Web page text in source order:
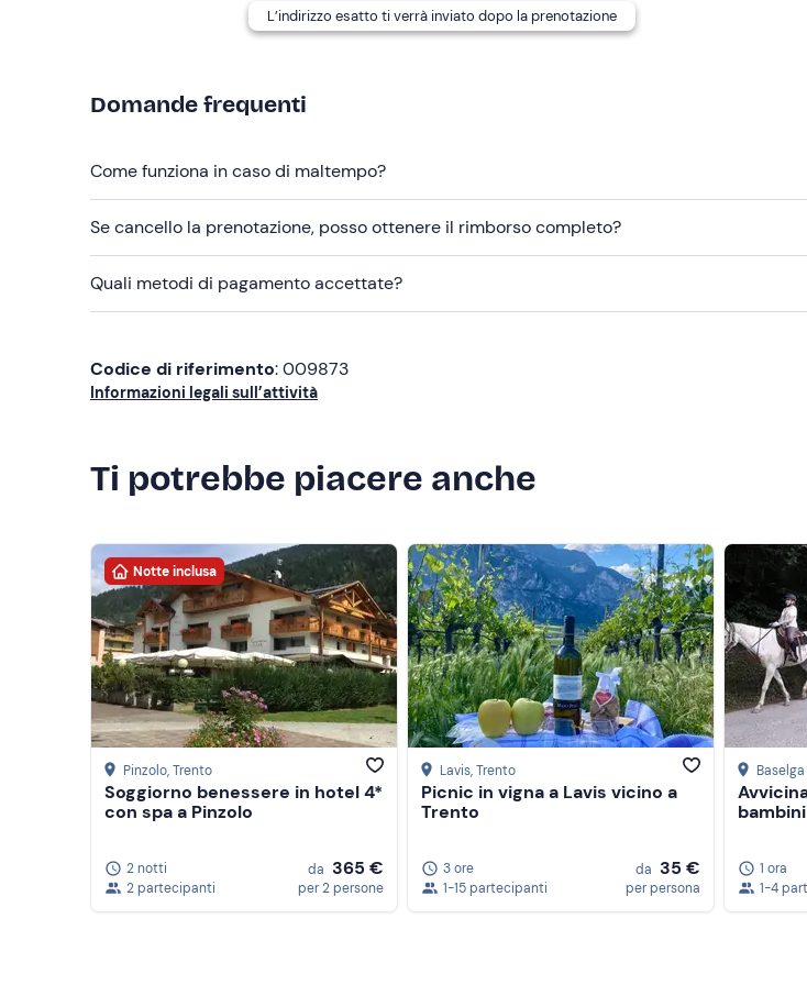
Scarpe da trekking o da ginnastica
Tappetino da yoga o asciugamano
Borraccia con acqua
Snack
L’indirizzo esatto ti verrà inviato dopo la prenotazione
Domande frequenti
Come funziona in caso di maltempo?
Se cancello la prenotazione, posso ottenere il rimborso completo?
Quali metodi di pagamento accettate?
Codice di riferimento: 009873
Informazioni legali sull’attività
Ti potrebbe piacere anche
Notte inclusa
Pinzolo, Trento
Soggiorno benessere in hotel 4*
con spa a Pinzolo
2 notti
2 partecipanti
da 365 €
per 2 persone
Lavis, Trento
Picnic in vigna a Lavis vicino a
Trento
3 ore
1-15 partecipanti
da 35 €
per persona
1 ora
1-4